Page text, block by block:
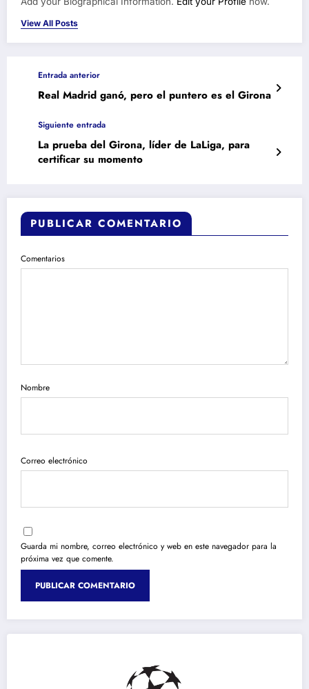
View All Posts
Entrada anterior
Real Madrid ganó, pero el puntero es el Girona
Siguiente entrada
La prueba del Girona, líder de LaLiga, para
certificar su momento
PUBLICAR COMENTARIO
Comentarios
Nombre
Correo electrónico
Guarda mi nombre, correo electrónico y web en este navegador para la
próxima vez que comente.